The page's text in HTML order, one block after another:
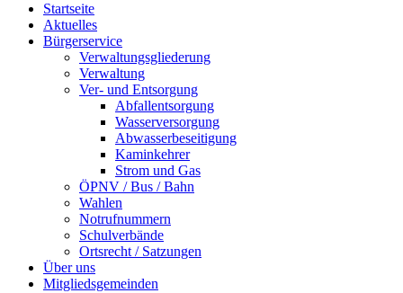
Startseite
Aktuelles
Bürgerservice
Verwaltungsgliederung
Verwaltung
Ver- und Entsorgung
Abfallentsorgung
Wasserversorgung
Abwasserbeseitigung
Kaminkehrer
Strom und Gas
ÖPNV / Bus / Bahn
Wahlen
Notrufnummern
Schulverbände
Ortsrecht / Satzungen
Über uns
Mitgliedsgemeinden